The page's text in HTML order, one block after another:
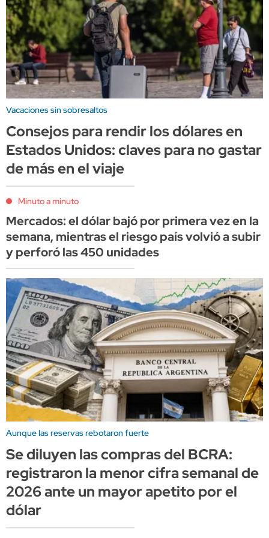
Vacaciones sin sobresaltos
Consejos para rendir los dólares en
Estados Unidos: claves para no gastar
de más en el viaje
Minuto a minuto
Mercados: el dólar bajó por primera vez en la
semana, mientras el riesgo país volvió a subir
y perforó las 450 unidades
Aunque las reservas rebotaron fuerte
Se diluyen las compras del BCRA:
registraron la menor cifra semanal de
2026 ante un mayor apetito por el
dólar